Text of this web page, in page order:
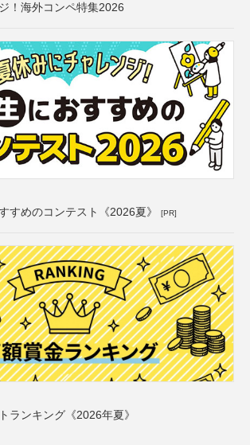
！海外コンペ特集2026
すめのコンテスト《2026夏》 [PR]
ランキング《2026年夏》